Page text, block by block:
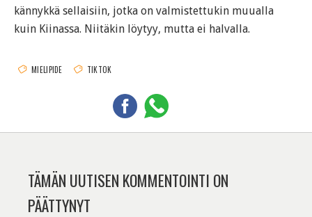
kännykkä sellaisiin, jotka on valmistettukin muualla
kuin Kiinassa. Niitäkin löytyy, mutta ei halvalla.
MIELIPIDE TIKTOK
TÄMÄN UUTISEN KOMMENTOINTI ON
PÄÄTTYNYT